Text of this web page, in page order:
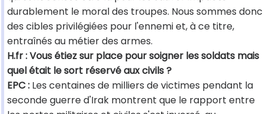
durablement le moral des troupes. Nous sommes donc
des cibles privilégiées pour l'ennemi et, à ce titre,
entraînés au métier des armes.
H.fr : Vous étiez sur place pour soigner les soldats mais
quel était le sort réservé aux civils ?
EPC : Les centaines de milliers de victimes pendant la
seconde guerre d'Irak montrent que le rapport entre